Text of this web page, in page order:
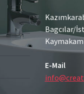
Bagcılar/
E-Mail